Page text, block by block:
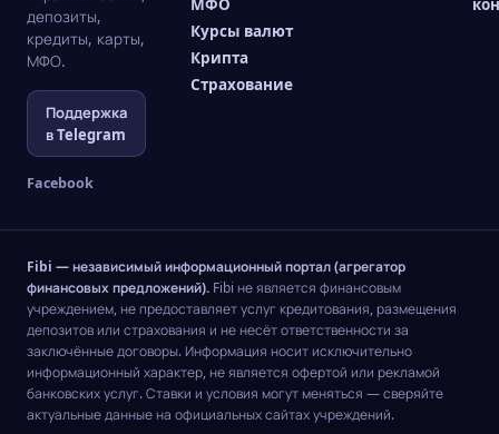
депозиты,
кредиты, карты,
МФО.
Поддержка
в Telegram
Facebook
МФО
Курсы валют
Крипта
Страхование
Fibi — независимый информационный портал (агрегатор
финансовых предложений). Fibi не является финансовым
учреждением, не предоставляет услуг кредитования, размещения
депозитов или страхования и не несёт ответственности за
заключённые договоры. Информация носит исключительно
информационный характер, не является офертой или рекламой
банковских услуг. Ставки и условия могут меняться — сверяйте
актуальные данные на официальных сайтах учреждений.